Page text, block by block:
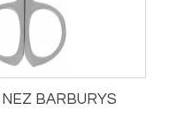
BARBURYS